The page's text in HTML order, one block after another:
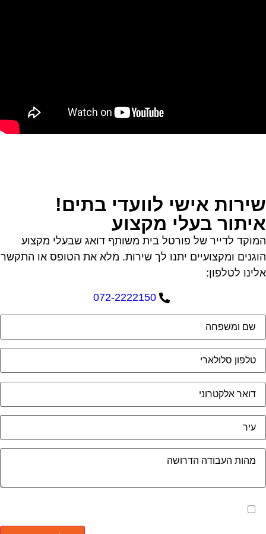
שירות אישי לוועדי בתים!
איתור בעלי מקצוע
המוקד לדייר של פורטל בית משותף דואג שבעלי מקצוע
הוגנים ומקצועיים יתנו לך שירות. מלא את הטופס או התקשר
אלינו לטלפון:
072-2222150